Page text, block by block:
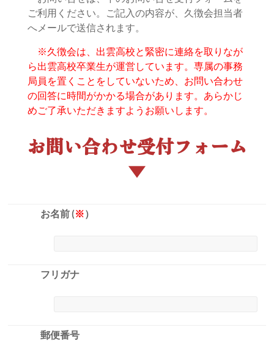
ご利用ください。ご記入の内容が、久徴会担当者
へメールで送信されます。
※久徴会は、出雲高校と緊密に連絡を取りなが
ら出雲高校卒業生が運営しています。専属の事務
局員を置くことをしていないため、お問い合わせ
の回答に時間がかかる場合があります。あらかじ
めご了承いただきますようお願いします。
お問い合わせ受付フォーム
お名前 (※）
フリガナ
郵便番号